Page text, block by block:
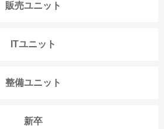
販売ユニット
ITユニット
整備ユニット
新卒